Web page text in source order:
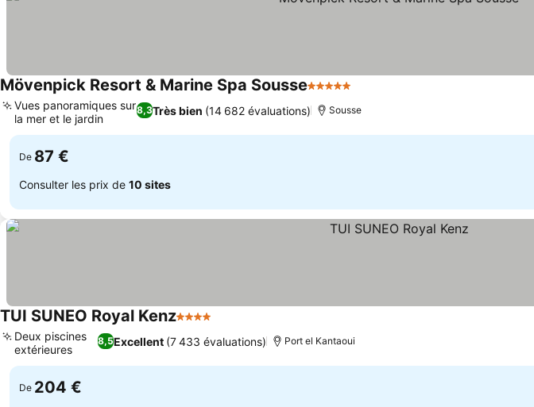
Mövenpick Resort & Marine Spa Sousse5 Étoiles
8,3Très bien (14 682 évaluations)
Vues panoramiques sur
la mer et le jardin
Sousse
De 87 €
Consulter les prix de 10 sites
TUI SUNEO Royal Kenz4 Étoiles
8,5Excellent (7 433 évaluations)
Deux piscines
extérieures
Port el Kantaoui
De 204 €